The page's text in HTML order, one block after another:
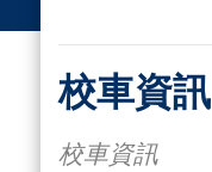
校車資訊
校車資訊